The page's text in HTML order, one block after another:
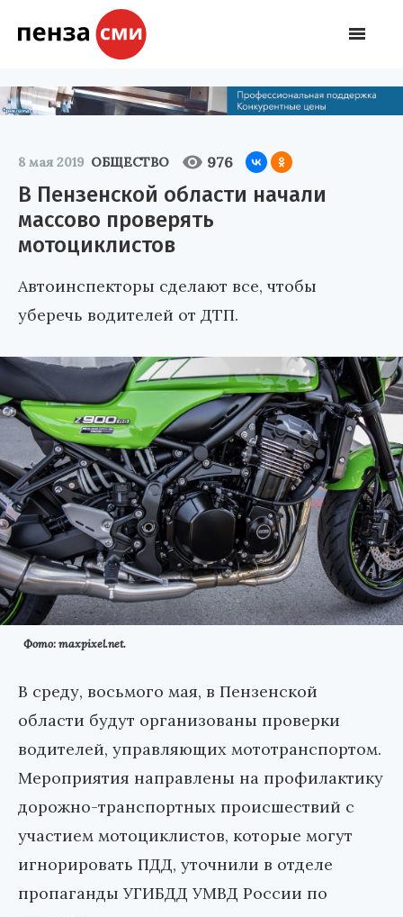
8 мая 2019 ОБЩЕСТВО 976
В Пензенской области начали
массово проверять
мотоциклистов
Автоинспекторы сделают все, чтобы
уберечь водителей от ДТП.
Фото: maxpixel.net.
В среду, восьмого мая, в Пензенской
области будут организованы проверки
водителей, управляющих мототранспортом.
Мероприятия направлены на профилактику
дорожно-транспортных происшествий с
участием мотоциклистов, которые могут
игнорировать ПДД, уточнили в отделе
пропаганды УГИБДД УМВД России по